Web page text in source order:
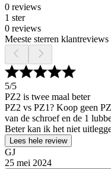
0 reviews
1 ster
0 reviews
Meeste sterren klantreviews
5/5
PZ2 is twee maal beter
PZ2 vs PZ1? Koop geen
van de schroef en de 1
Beter kan ik het niet
Lees hele review
GJ
25 mei 2024